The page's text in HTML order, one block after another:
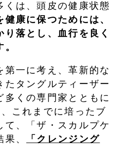
くは、頭皮の健康状態
健康に保つためには、
落とし、血行を良く
第一に考え、革新的な
たタングルティーザー
多くの専門家とともに
これまでに培ったブ
て、「ザ・スカルプケ
、
「クレンジング